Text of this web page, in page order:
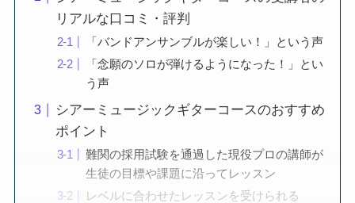
リアルな口コミ・評判
「バンドアンサンブルが楽しい！」という声
「念願のソロが弾けるようになった！」とい
う声
シアーミュージックギターコースのおすすめ
ポイント
難関の採用試験を通過した現役プロの講師が
生徒の目標や課題に沿ってレッスン
レベルに合わせたレッスンを受けられる